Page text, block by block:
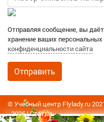
Отправляя сообщение, вы
хранение ваших
конфиденциальности сайта
© Учебный центр Flylady.ru
- 2026 |Статьи